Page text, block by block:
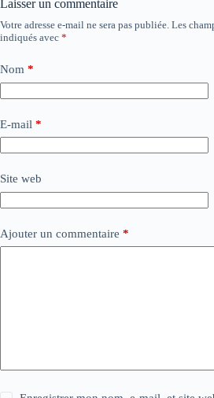
Laisser un commentaire
Votre adresse e-mail ne sera pas publiée. Les
indiqués avec *
Nom *
E-mail *
Site web
Ajouter un commentaire *